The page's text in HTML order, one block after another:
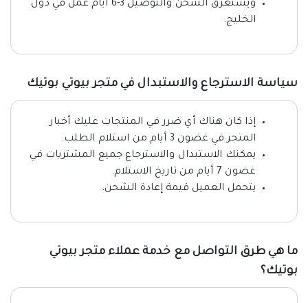
ويستغرق الشحن والتوصيل 3-6 أيام عمل في دول
الخليج.
سياسة الاسترجاع والاستبدال في متجر بيوتي بوتيك
إذا كان هناك أي ضرر في المنتجات عليك أخبار
المتجر في غضون 3 أيام من استلام الطلب.
يمكنك الاستبدال والاسترجاع جميع المشتريات في
غضون 7 أيام من تاريخ الاستلام.
يتحمل العميل قيمة إعادة الشحن.
ما هي طرق التواصل مع خدمة عملاء متجر بيوتي
بوتيك؟